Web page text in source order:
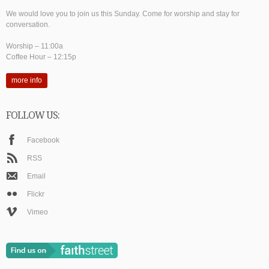
We would love you to join us this Sunday. Come for worship and stay for
conversation.
Worship – 11:00a
Coffee Hour – 12:15p
more info
FOLLOW US:
Facebook
RSS
Email
Flickr
Vimeo